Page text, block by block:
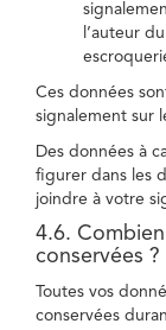
l’auteur
Ces données
signalement sur
Des données à
figurer dans les
joindre à votre
4.6.
conservées ?
Toutes vos
conservées